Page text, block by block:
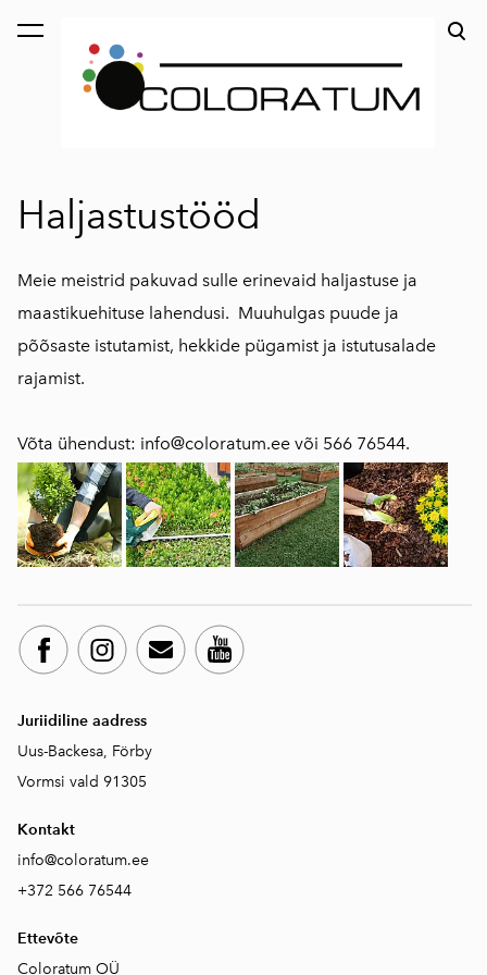
lisati ostukorvi.
Haljastustööd
Meie meistrid pakuvad sulle erinevaid haljastuse ja
maastikuehituse lahendusi. Muuhulgas puude ja
põõsaste istutamist, hekkide pügamist ja istutusalade
rajamist.
Võta ühendust: info@coloratum.ee või 566 76544.
Juriidiline aadress
Uus-Backesa, Förby
Vormsi vald 91305
Kontakt
info@coloratum.ee
+372 566 76544
Ettevõte
Coloratum OÜ